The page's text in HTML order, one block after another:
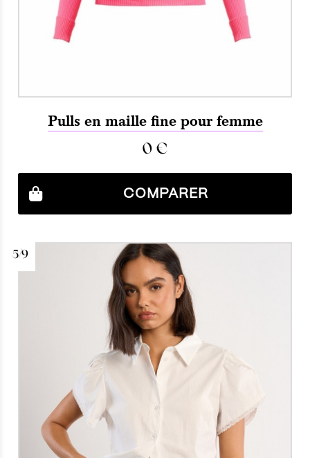
Pulls en maille fine pour femme
0 €
COMPARER
5/9